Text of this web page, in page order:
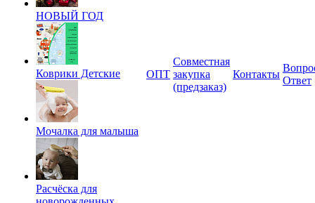
НОВЫЙ ГОД
Коврики Детские
Мочалка для малыша
Расчёска для
ОПТ
Совместная
закупка
(предзаказ)
Контакты
Ответ